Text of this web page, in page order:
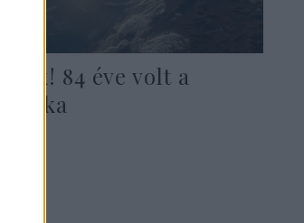
84 éve volt a
10.